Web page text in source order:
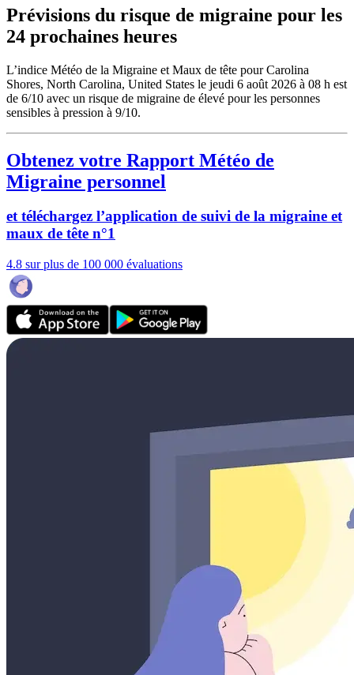
Prévisions du risque de migraine pour les
24 prochaines heures
L’indice Météo de la Migraine et Maux de tête pour Carolina
Shores, North Carolina, United States le jeudi 6 août 2026 à 08 h est
de 6/10 avec un risque de migraine de élevé pour les personnes
sensibles à pression à 9/10.
Obtenez votre Rapport Météo de
Migraine personnel
et téléchargez l’application de suivi de la migraine et
maux de tête n°1
4.8 sur plus de 100 000 évaluations